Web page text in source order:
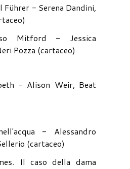
Führer - Serena Dandini,
Mitford - Jessica
Pozza (cartaceo)
- Alison Weir, Beat
- Alessandro
(cartaceo)
Il caso della dama